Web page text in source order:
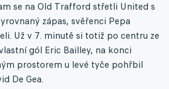
se na Old Trafford střetli United s
zápas, svěřenci Pepa
Už v 7. minutě si totiž po centru ze
gól Eric Bailley, na konci
prostorem u levé tyče pohřbil
De Gea.